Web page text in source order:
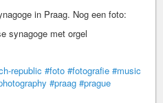
in Praag. Nog een foto:
republic #foto #fotografie #music
#praag #prague